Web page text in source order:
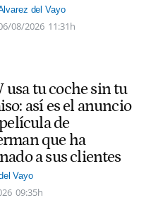
del Vayo
08/2026 11:31h
usa tu coche sin tu
así es el anuncio
de
que ha
a sus clientes
Vayo
09:35h